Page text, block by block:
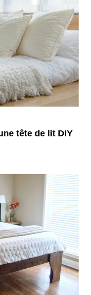
tête de lit DIY